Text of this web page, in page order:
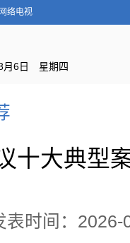
网络电视
月6日 星期四
十大典型
时间：